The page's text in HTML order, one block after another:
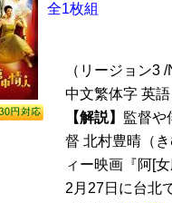
全1枚組
（リージョン3
中文繁体字 英
【解説】 監督や
督 北村豊晴（
ィー映画『阿[
2月27日に台北